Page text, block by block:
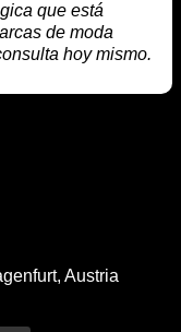
que está
de moda
hoy mismo.
Austria